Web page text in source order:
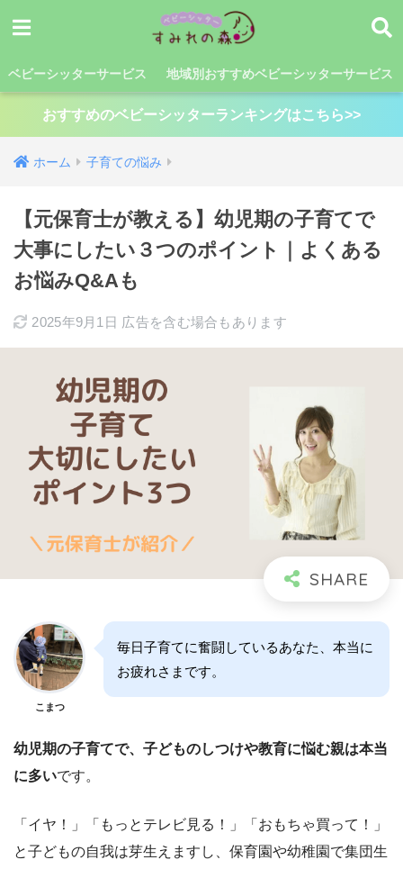
ベビーシッターサービス 地域別おすすめベビーシッターサービス
おすすめのベビーシッターランキングはこちら>>
ホーム 子育ての悩み
【元保育士が教える】幼児期の子育てで
大事にしたい３つのポイント｜よくある
お悩みQ&Aも
2025年9月1日 広告を含む場合もあります
こまつ
毎日子育てに奮闘しているあなた、本当に
お疲れさまです。
幼児期の子育てで、子どものしつけや教育に悩む親は本当
に多いです。
「イヤ！」「もっとテレビ見る！」「おもちゃ買って！」
と子どもの自我は芽生えますし、保育園や幼稚園で集団生